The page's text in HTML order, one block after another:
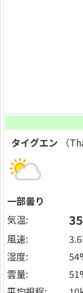
タイグエン
（
一部曇り
気温:
風速:
湿度:
雲量: